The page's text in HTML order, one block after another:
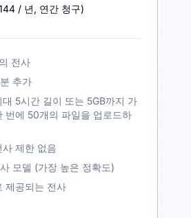
/ 년, 연간 청구)
전사
추가
대 5시간 길이 또는 5GB까지 가
번에 50개의 파일을 업로드하
제한 없음
모델 (가장 높은 정확도)
제공되는 전사